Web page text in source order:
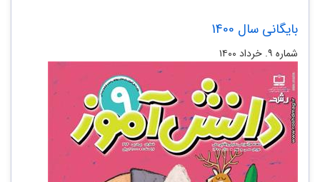
بایگانی سال 1400
شماره ۹. خرداد ۱۴۰۰